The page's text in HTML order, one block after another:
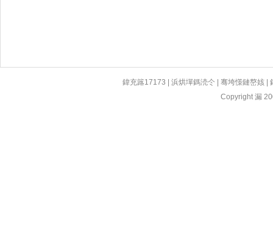
鍏充簬17173 |浜烘墠鎷涜仒 |骞垮憡鏈嶅姟 |
Copyright 漏